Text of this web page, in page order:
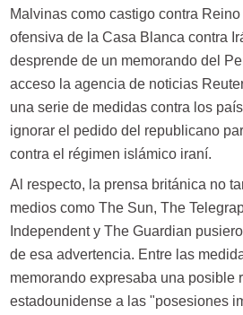
Malvinas como castigo contra
ofensiva de la Casa Blanca contra
desprende de un memorando del
acceso la agencia de noticias
una serie de medidas contra los
ignorar el pedido del republicano
contra el régimen islámico iraní.
Al respecto, la prensa británica no
medios como The Sun, The
Independent y The Guardian
de esa advertencia. Entre las
memorando expresaba una posible
estadounidense a las "posesiones